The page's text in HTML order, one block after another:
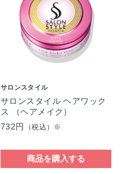
サロンスタイル
サロンスタイル ヘアワック
ス （ヘアメイク）
732円
（税込）※
商品を購入する